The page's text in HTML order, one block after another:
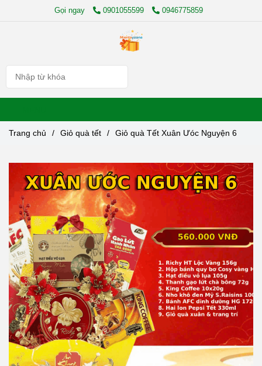
Gọi ngay 0901055599 0946775859
Trang chủ / Giỏ quà tết / Giỏ quà Tết Xuân Ưóc Nguyện 6